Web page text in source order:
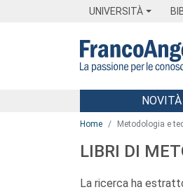
UNIVERSITÀ
Menu
NOVITÀ
Home Metodologia e
LIBRI DI
La ricerca ha